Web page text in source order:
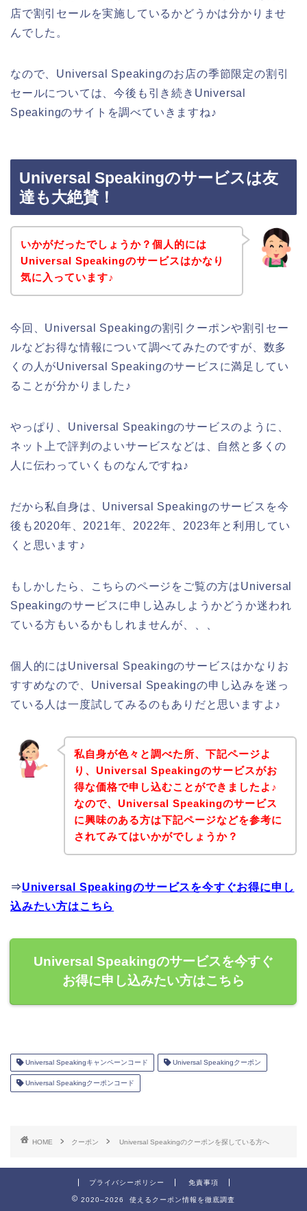
店で割引セールを実施しているかどうかは分かりませ
んでした。
なので、Universal Speakingのお店の季節限定の割引
セールについては、今後も引き続きUniversal
Speakingのサイトを調べていきますね♪
Universal Speakingのサービスは友
達も大絶賛！
いかがだったでしょうか？個人的には
Universal Speakingのサービスはかなり
気に入っています♪
今回、Universal Speakingの割引クーポンや割引セー
ルなどお得な情報について調べてみたのですが、数多
くの人がUniversal Speakingのサービスに満足してい
ることが分かりました♪
やっぱり、Universal Speakingのサービスのように、
ネット上で評判のよいサービスなどは、自然と多くの
人に伝わっていくものなんですね♪
だから私自身は、Universal Speakingのサービスを今
後も2020年、2021年、2022年、2023年と利用してい
くと思います♪
もしかしたら、こちらのページをご覧の方はUniversal
Speakingのサービスに申し込みしようかどうか迷われ
ている方もいるかもしれませんが、、、
個人的にはUniversal Speakingのサービスはかなりお
すすめなので、Universal Speakingの申し込みを迷っ
ている人は一度試してみるのもありだと思いますよ♪
私自身が色々と調べた所、下記ページよ
り、Universal Speakingのサービスがお
得な価格で申し込むことができましたよ♪
なので、Universal Speakingのサービス
に興味のある方は下記ページなどを参考に
されてみてはいかがでしょうか？
⇒Universal Speakingのサービスを今すぐお得に申し
込みたい方はこちら
Universal Speakingのサービスを今すぐ
お得に申し込みたい方はこちら
Universal Speakingキャンペーンコード Universal Speakingクーポン
Universal Speakingクーポンコード
HOME クーポン Universal Speakingのクーポンを探している方へ
プライバシーポリシー 免責事項
2020–2026 使えるクーポン情報を徹底調査